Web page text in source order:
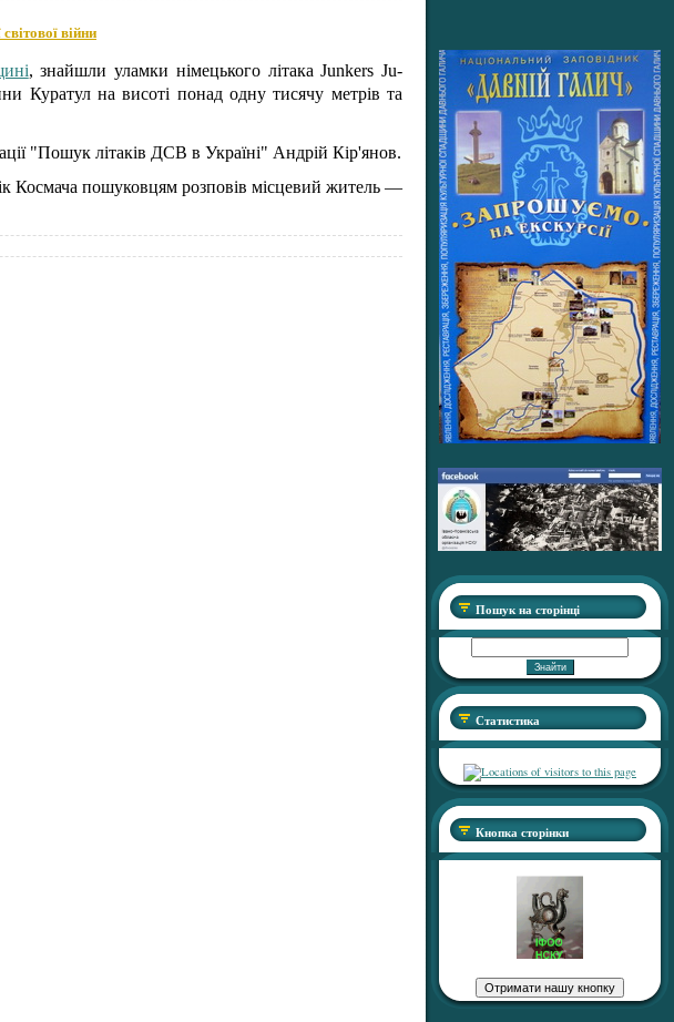
війни
, знайшли уламки німецького літака Junkers Ju-
Куратул на висоті понад одну тисячу метрів та
"Пошук літаків ДСВ в Україні" Андрій Кір'янов.
Космача пошуковцям розповів місцевий житель —
Пошук на сторінці
Статистика
Кнопка сторінки